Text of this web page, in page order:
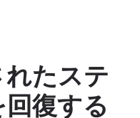
たステ
復する